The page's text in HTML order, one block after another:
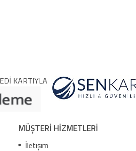
KARTIYLA
MÜŞTERİ HİZMETLERİ
İletişim